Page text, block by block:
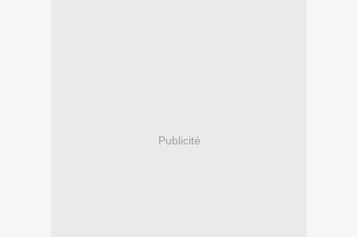
Publicité